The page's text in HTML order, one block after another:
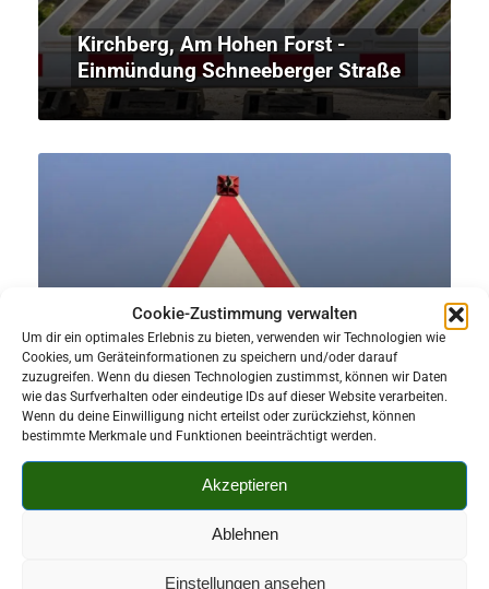
Cookie-Zustimmung verwalten
Um dir ein optimales Erlebnis zu bieten, verwenden wir Technologien wie
Cookies, um Geräteinformationen zu speichern und/oder darauf
zuzugreifen. Wenn du diesen Technologien zustimmst, können wir Daten
wie das Surfverhalten oder eindeutige IDs auf dieser Website verarbeiten.
Wenn du deine Einwilligung nicht erteilst oder zurückziehst, können
bestimmte Merkmale und Funktionen beeinträchtigt werden.
Akzeptieren
Ablehnen
Einstellungen ansehen
Kirchberg, Am Hohen Forst -
Einmündung Schneeberger Straße
Kirchberg OT Stangengrün